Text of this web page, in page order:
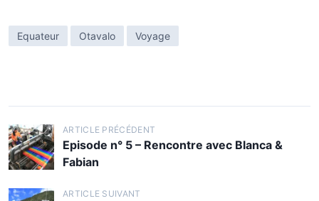
Equateur Otavalo Voyage
ARTICLE PRÉCÉDENT
Episode n° 5 – Rencontre avec Blanca &
Fabian
ARTICLE SUIVANT